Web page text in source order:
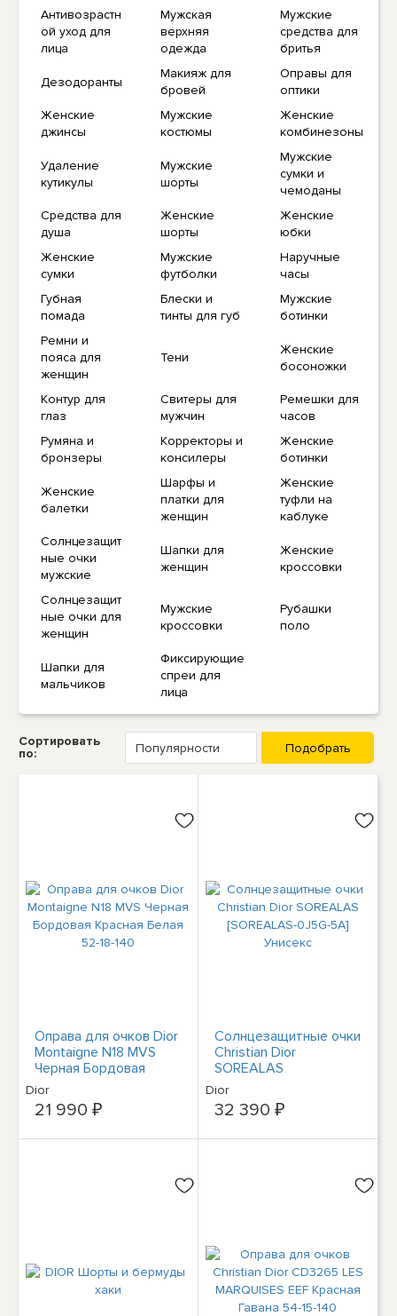
Антивозрастн
ой уход для
лица
Мужская
верхняя
одежда
Мужские
средства для
бритья
Дезодоранты
Макияж для
бровей
Оправы для
оптики
Женские
джинсы
Мужские
костюмы
Женские
комбинезоны
Удаление
кутикулы
Мужские
шорты
Мужские
сумки и
чемоданы
Средства для
душа
Женские
шорты
Женские
юбки
Женские
сумки
Мужские
футболки
Наручные
часы
Губная
помада
Блески и
тинты для губ
Мужские
ботинки
Ремни и
пояса для
женщин
Тени
Женские
босоножки
Контур для
глаз
Свитеры для
мужчин
Ремешки для
часов
Румяна и
бронзеры
Корректоры и
консилеры
Женские
ботинки
Женские
балетки
Шарфы и
платки для
женщин
Женские
туфли на
каблуке
Солнцезащит
ные очки
мужские
Шапки для
женщин
Женские
кроссовки
Солнцезащит
ные очки для
женщин
Мужские
кроссовки
Рубашки
поло
Шапки для
мальчиков
Фиксирующие
спреи для
лица
Сортировать
по:
Оправа для очков Dior
Montaigne N18 MVS
Черная Бордовая
Красная Белая 52-18-
140
Dior
21 990 ₽
Солнцезащитные очки
Christian Dior
SOREALAS
[SOREALAS-0J5G-5A]
Унисекс
Dior
32 390 ₽